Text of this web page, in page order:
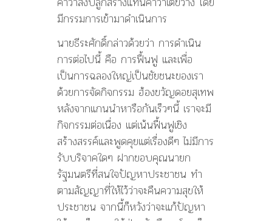
มีกรรมการเข้ามาดำเนินการ
นายธีระศักดิ์กล่าวด้วยว่า การดำเนิน
การต่อไปนี้ คือ การฟื้นฟู และเพื่อ
เป็นการฉลองใหญ่เป็นชัยชนะของเรา
ด้วยการจัดกิจกรรม ฮ้องขวัญดอยสุเทพ
หลังจากแกนนำหารือกันเร็วๆนี้ เราจะมี
กิจกรรมต่อเนื่อง แต่เน้นฟื้นฟูเชิง
สร้างสรรค์และพูดคุยแต่เรื่องดีๆ ไม่มีการ
รับบริจาคใดๆ ฝากขอบคุณนายก
รัฐมนตรีที่สนใจปัญหาประชาชน ทำ
ตามสัญญาที่ให้ไว้ว่าจะคืนความสุขให้
ประชาชน จากนี้ก็หวังว่าจะแก้ปัญหา